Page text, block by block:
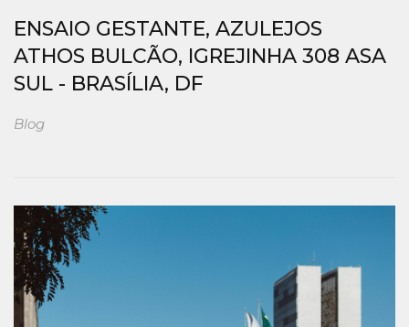
ENSAIO GESTANTE, AZULEJOS
ATHOS BULCÃO, IGREJINHA 308 ASA
SUL - BRASÍLIA, DF
Blog